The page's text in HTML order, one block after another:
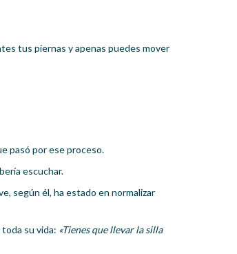
tus piernas y apenas puedes mover
pasó por ese proceso.
escuchar.
según él, ha estado en normalizar
su vida: «Tienes que llevar la silla